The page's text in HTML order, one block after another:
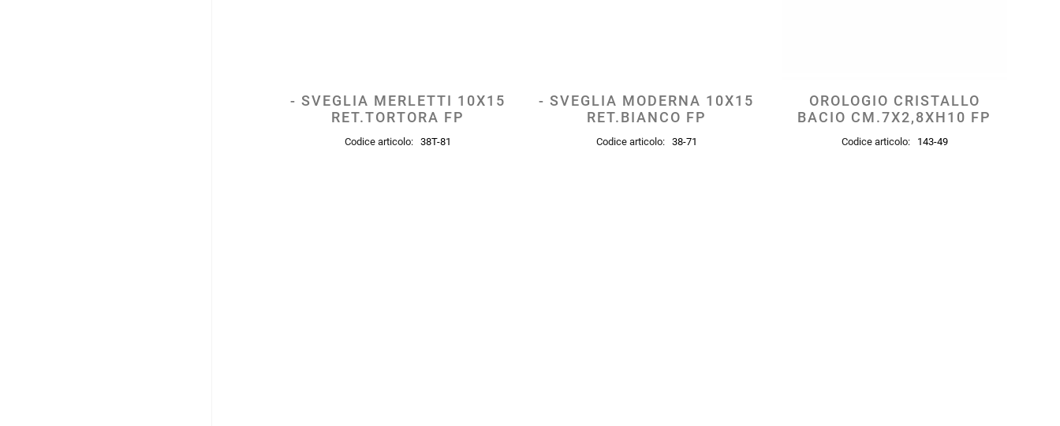
- SVEGLIA MERLETTI 10X15
RET.TORTORA FP
Codice articolo: 38T-81
- SVEGLIA MODERNA 10X15
RET.BIANCO FP
Codice articolo: 38-71
OROLOGIO CRISTALLO
BACIO CM.7X2,8XH10 FP
Codice articolo: 143-49